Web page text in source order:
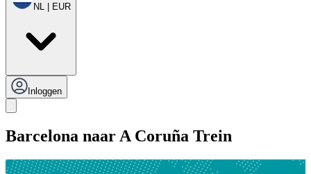
NL | EUR
Inloggen
Barcelona naar A Coruña Trein